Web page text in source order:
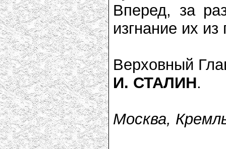
Вперед, за
изгнание их
Верховный
И. СТАЛИН.
Москва,